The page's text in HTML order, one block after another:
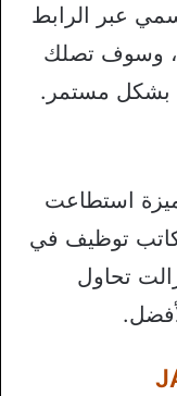
عبر الرابط
وسوف تصلك
بشكل مستمر.
استطاعت
توظيف في
زالت تحاول